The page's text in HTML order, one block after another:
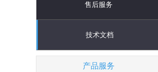
售后服务
技术文档
产品服务